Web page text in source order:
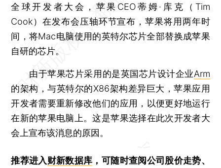
全球开发者大会，苹果CEO蒂姆·库克（Tim
Cook）在发布会压轴环节宣布，苹果将用两年时
间，将Mac电脑使用的英特尔芯片全部替换成苹果
自研的芯片。
由于苹果芯片采用的是英国芯片设计企业Arm
的架构，与英特尔的X86架构差异巨大，苹果应用
开发者需要重新修改他们的应用，以便更好地运行
在新的苹果电脑上。这是苹果选择在此次开发者大
会上宣布该消息的原因。
推荐进入财新数据库 ，可随时查阅公司股价走势、